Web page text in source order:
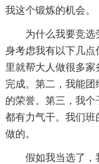
我这个锻炼的机会。
为什么我要竞选
身考虑我有以下几
里就帮大人做很多
完成。第二，我能
的荣誉。第三，我
都有力气干。我们班
做的。
假如我当选了，